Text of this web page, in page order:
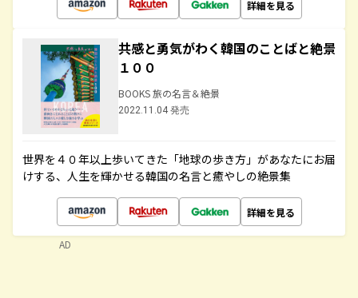
詳細を見る
共感と勇気がわく韓国のことばと絶景
１００
BOOKS 旅の名言＆絶景
2022.11.04 発売
世界を４０年以上歩いてきた「地球の歩き方」があなたにお届
けする、人生を輝かせる韓国の名言と癒やしの絶景集
詳細を見る
AD